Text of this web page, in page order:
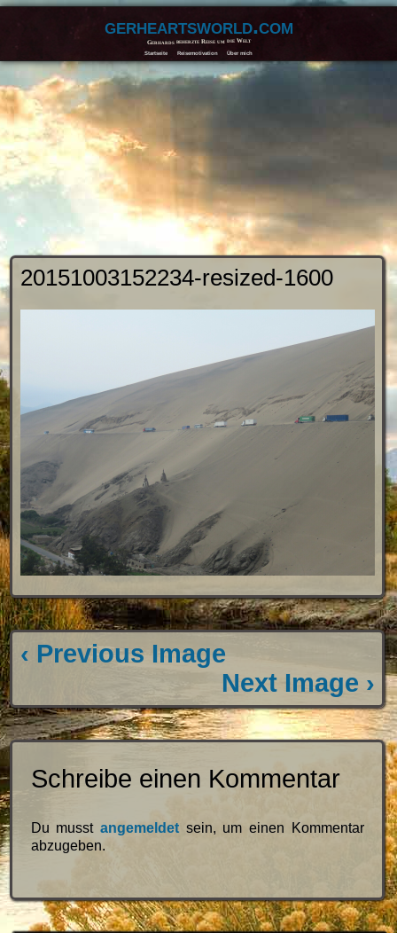
gerheartsworld.com
Gerhards beherzte Reise um die Welt
Startseite Reisemotivation Über mich
20151003152234-resized-1600
‹ Previous Image
Next Image ›
Schreibe einen Kommentar
Du musst angemeldetsein, um einen Kommentar
abzugeben.